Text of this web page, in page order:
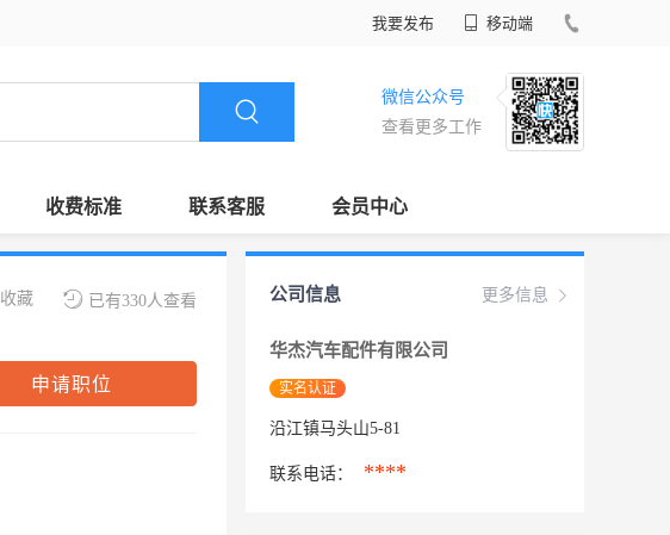
我要发布 移动端
微信公众号
查看更多工作
收费标准 联系客服 会员中心
已有330人查看
收藏
申请职位
更多信息
公司信息
华杰汽车配件有限公司
实名认证
沿江镇马头山5-81
联系电话： ****